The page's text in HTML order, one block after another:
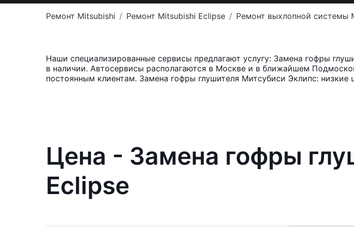
Ремонт Mitsubishi Ремонт Mitsubishi Eclipse Ремонт выхлопной системы
Наши специализированные сервисы предлагают услугу: Замена гофры
в наличии. Автосервисы располагаются в Москве и в ближайшем
постоянным клиентам. Замена гофры глушителя Митсубиси Эклипс: низкие
Цена - Замена гофры
Eclipse